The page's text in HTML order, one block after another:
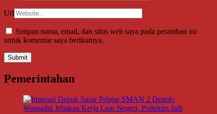
Url
Simpan nama, email, dan situs web saya pada peramban ini
untuk komentar saya berikutnya.
Pemerintahan